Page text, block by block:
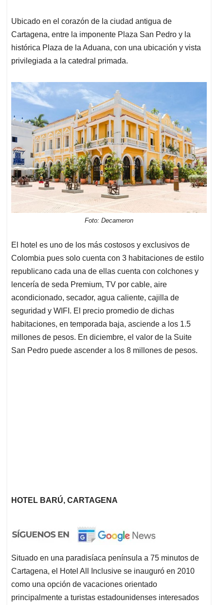
Ubicado en el corazón de la ciudad antigua de
Cartagena, entre la imponente Plaza San Pedro y la
histórica Plaza de la Aduana, con una ubicación y vista
privilegiada a la catedral primada.
Foto: Decameron
El hotel es uno de los más costosos y exclusivos de
Colombia pues solo cuenta con 3 habitaciones de estilo
republicano cada una de ellas cuenta con colchones y
lencería de seda Premium, TV por cable, aire
acondicionado, secador, agua caliente, cajilla de
seguridad y WIFI. El precio promedio de dichas
habitaciones, en temporada baja, asciende a los 1.5
millones de pesos. En diciembre, el valor de la Suite
San Pedro puede ascender a los 8 millones de pesos.
HOTEL BARÚ, CARTAGENA
Situado en una paradisíaca península a 75 minutos de
Cartagena, el Hotel All Inclusive se inauguró en 2010
como una opción de vacaciones orientado
principalmente a turistas estadounidenses interesados